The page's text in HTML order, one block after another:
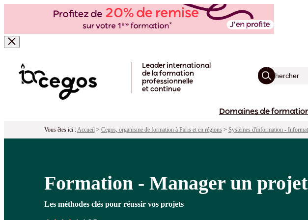
Leader international
de la formation
professionnelle
et continue
Domaines de
Vous êtes ici :Accueil> Cegos, organisme de formation à Paris et en régions> Systèmes d'information -
Formation - Manager un
Les méthodes clés pour réussir vos projets
Formation - Manager un projet informatique
Pour qui ? Programme Objectifs Pédagogie Points forts